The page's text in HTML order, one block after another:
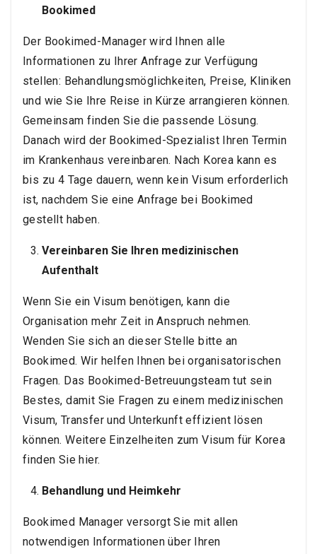
Bookimed
Der Bookimed-Manager wird Ihnen alle
Informationen zu Ihrer Anfrage zur Verfügung
stellen: Behandlungsmöglichkeiten, Preise, Kliniken
und wie Sie Ihre Reise in Kürze arrangieren können.
Gemeinsam finden Sie die passende Lösung.
Danach wird der Bookimed-Spezialist Ihren Termin
im Krankenhaus vereinbaren. Nach Korea kann es
bis zu 4 Tage dauern, wenn kein Visum erforderlich
ist, nachdem Sie eine Anfrage bei Bookimed
gestellt haben.
Vereinbaren Sie Ihren medizinischen
Aufenthalt
Wenn Sie ein Visum benötigen, kann die
Organisation mehr Zeit in Anspruch nehmen.
Wenden Sie sich an dieser Stelle bitte an
Bookimed. Wir helfen Ihnen bei organisatorischen
Fragen. Das Bookimed-Betreuungsteam tut sein
Bestes, damit Sie Fragen zu einem medizinischen
Visum, Transfer und Unterkunft effizient lösen
können. Weitere Einzelheiten zum Visum für Korea
finden Sie hier.
Behandlung und Heimkehr
Bookimed Manager versorgt Sie mit allen
notwendigen Informationen über Ihren